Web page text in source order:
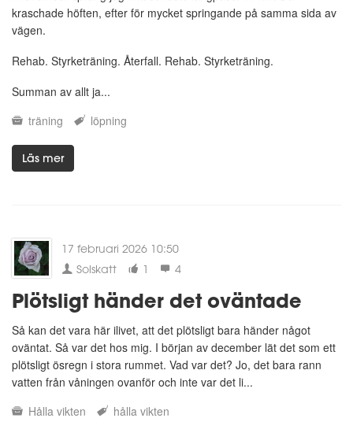
kraschade höften, efter för mycket springande på samma sida av
vägen.
Rehab. Styrketräning. Återfall. Rehab. Styrketräning.
Summan av allt ja...
träning
löpning
Läs mer
17 februari 2026 10:50
Solskatt
1 4
Plötsligt händer det oväntade
Så kan det vara här ilivet, att det plötsligt bara händer något
oväntat. Så var det hos mig. I början av december lät det som ett
plötsligt ösregn i stora rummet. Vad var det? Jo, det bara rann
vatten från våningen ovanför och inte var det li...
Hålla vikten
hålla vikten